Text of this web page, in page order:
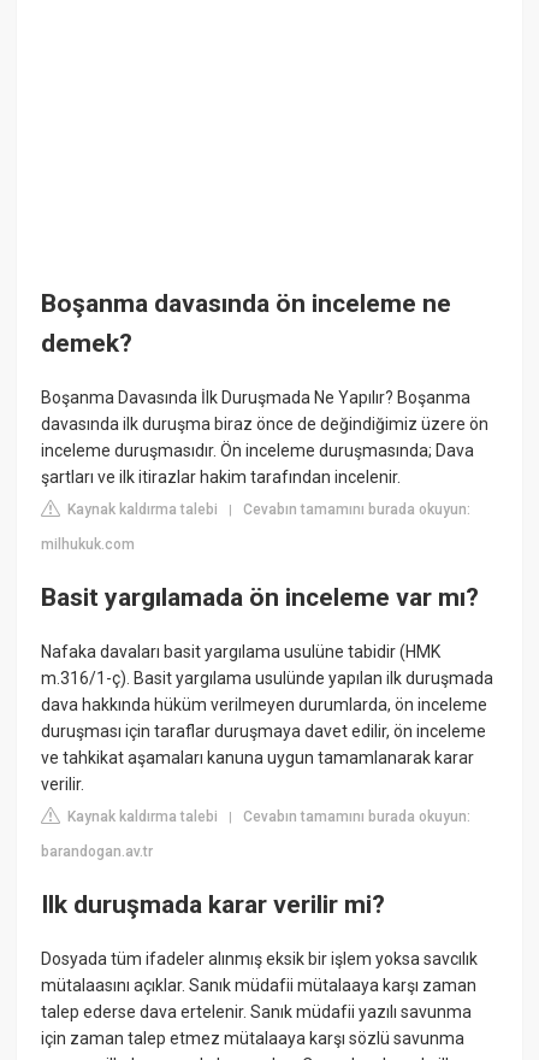
Boşanma davasında ön inceleme ne
demek?
Boşanma Davasında İlk Duruşmada Ne Yapılır? Boşanma
davasında ilk duruşma biraz önce de değindiğimiz üzere ön
inceleme duruşmasıdır. Ön inceleme duruşmasında; Dava
şartları ve ilk itirazlar hakim tarafından incelenir.
Kaynak kaldırma talebi |Cevabın tamamını burada okuyun:
milhukuk.com
Basit yargılamada ön inceleme var mı?
Nafaka davaları basit yargılama usulüne tabidir (HMK
m.316/1-ç). Basit yargılama usulünde yapılan ilk duruşmada
dava hakkında hüküm verilmeyen durumlarda, ön inceleme
duruşması için taraflar duruşmaya davet edilir, ön inceleme
ve tahkikat aşamaları kanuna uygun tamamlanarak karar
verilir.
Kaynak kaldırma talebi |Cevabın tamamını burada okuyun:
barandogan.av.tr
Ilk duruşmada karar verilir mi?
Dosyada tüm ifadeler alınmış eksik bir işlem yoksa savcılık
mütalaasını açıklar. Sanık müdafii mütalaaya karşı zaman
talep ederse dava ertelenir. Sanık müdafii yazılı savunma
için zaman talep etmez mütalaaya karşı sözlü savunma